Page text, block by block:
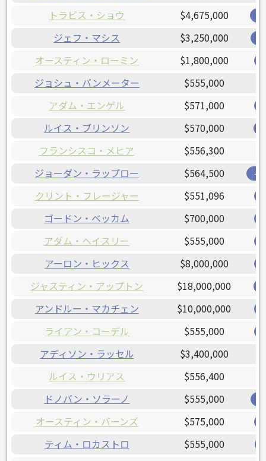
トラビス・ショウ $4,675,000
ジェフ・マシス $3,250,000
オースティン・ローミン $1,800,000
ジョシュ・バンメーター
$555,000
アダム・エンゲル
$571,000
ルイス・ブリンソン $570,000
フランシスコ・メヒア $556,300
ジョーダン・ラップロー $564,500 イ
クリント・フレージャー $551,096
ゴードン・ベッカム $700,000
アダム・ヘイスリー $555,000
アーロン・ヒックス $8,000,000
ジャスティン・アップトン $18,000,000
アンドルー・マカチェン $10,000,000
ライアン・コーデル $555,000
アディソン・ラッセル
$3,400,000
ルイス・ウリアス
$556,400
ドノバン・ソラーノ $555,000
オースティン・バーンズ $575,000
ティム・ロカストロ $555,000